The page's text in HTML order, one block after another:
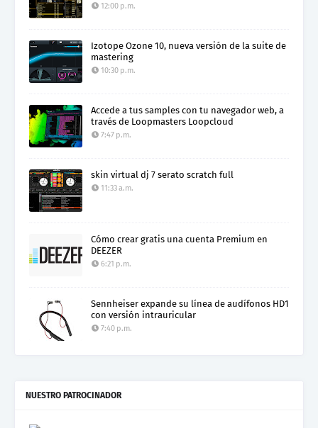
12:00 p.m.
Izotope Ozone 10, nueva versión de la suite de
mastering
10:30 p.m.
Accede a tus samples con tu navegador web, a
través de Loopmasters Loopcloud
7:47 p.m.
skin virtual dj 7 serato scratch full
11:33 a.m.
Cómo crear gratis una cuenta Premium en
DEEZER
6:21 p.m.
Sennheiser expande su línea de audífonos HD1
con versión intrauricular
7:40 p.m.
NUESTRO PATROCINADOR